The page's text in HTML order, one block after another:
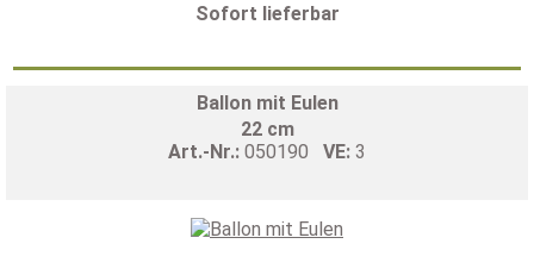
Sofort lieferbar
Ballon mit Eulen
22 cm
Art.-Nr.: 050190 VE: 3